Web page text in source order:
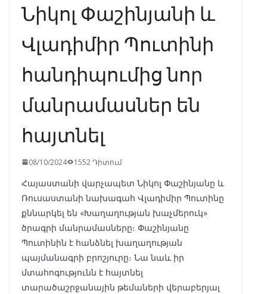
Նիկոլ Փաշինյանի և
Վլադիմիր Պուտինի
հանդիպումից նոր
մանրամասներ են
հայտնել
08/10/2024 1552 Դիտում
Հայաստանի վարչապետ Նիկոլ Փաշինյանը և
Ռուսաստանի նախագահ Վլադիմիր Պուտինը
քննարկել են «Խաղաղության խաչմերուկ»
ծրագրի մանրամասները։ Փաշինյանը
Պուտինին է հանձնել խաղաղության
պայմանագրի բրոշյուրը։ Նա նաև իր
մտահոգությունն է հայտնել
տարածաշրջանային թեմաների վերաբերյալ